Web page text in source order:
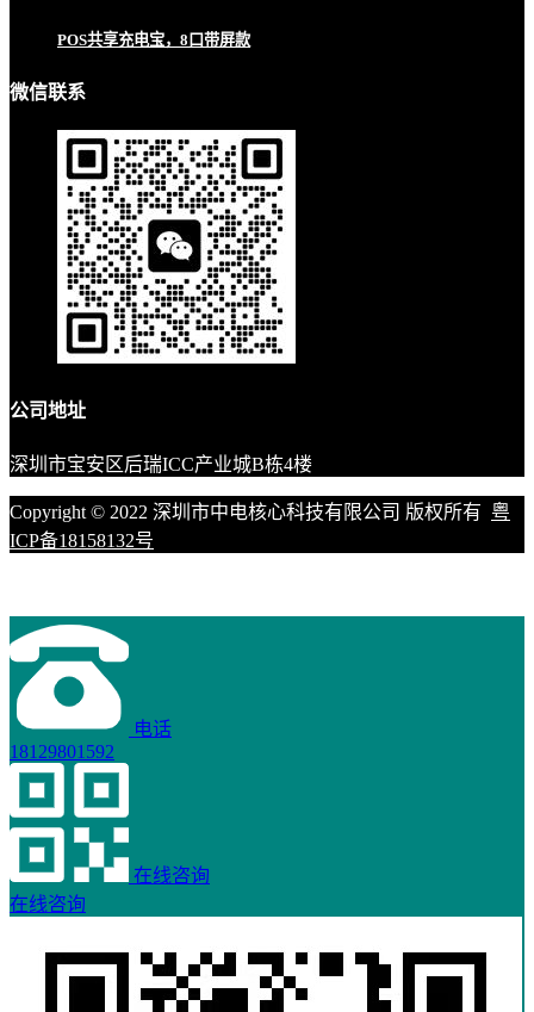
POS共享充电宝，8口带屏款
微信联系
公司地址
深圳市宝安区后瑞ICC产业城B栋4楼
Copyright © 2022 深圳市中电核心科技有限公司 版权所有 粤
ICP备18158132号
电话
18129801592
在线咨询
在线咨询